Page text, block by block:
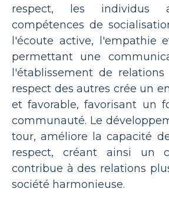
respect, les individus
compétences de
l'écoute active, l'empathie
permettant une
l'établissement de relations
respect des autres crée un
et favorable, favorisant un
communauté. Le
tour, améliore la capacité
respect, créant ainsi un
contribue à des relations
société harmonieuse.